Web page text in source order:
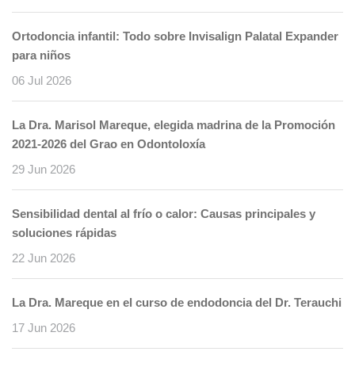
Ortodoncia infantil: Todo sobre Invisalign Palatal Expander
para niños
06 Jul 2026
La Dra. Marisol Mareque, elegida madrina de la Promoción
2021-2026 del Grao en Odontoloxía
29 Jun 2026
Sensibilidad dental al frío o calor: Causas principales y
soluciones rápidas
22 Jun 2026
La Dra. Mareque en el curso de endodoncia del Dr. Terauchi
17 Jun 2026